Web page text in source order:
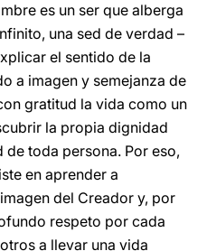
es un ser que alberga
una sed de verdad –
el sentido de la
a imagen y semejanza de
gratitud la vida como un
la propia dignidad
toda persona. Por eso,
en aprender a
del Creador y, por
respeto por cada
a llevar una vida